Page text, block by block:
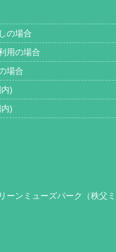
の場合
用の場合
場合
)
)
ーンミューズパーク（秩父ミ